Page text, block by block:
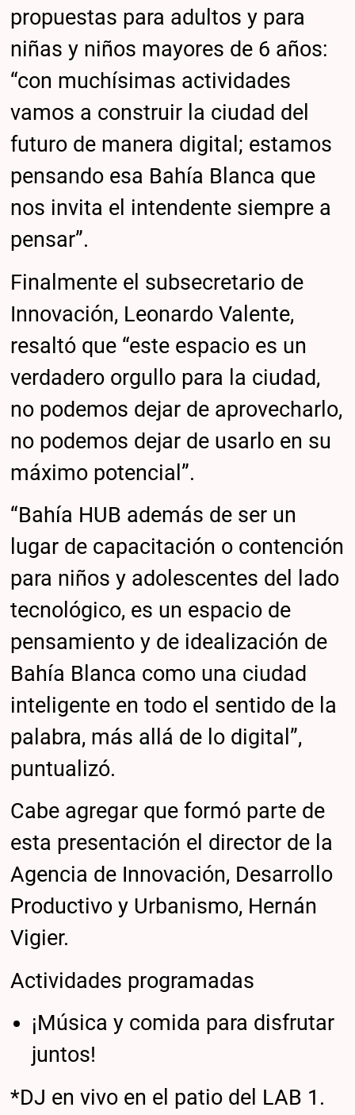
propuestas para adultos y para
niñas y niños mayores de 6 años:
“con muchísimas actividades
vamos a construir la ciudad del
futuro de manera digital; estamos
pensando esa Bahía Blanca que
nos invita el intendente siempre a
pensar”.
Finalmente el subsecretario de
Innovación, Leonardo Valente,
resaltó que “este espacio es un
verdadero orgullo para la ciudad,
no podemos dejar de aprovecharlo,
no podemos dejar de usarlo en su
máximo potencial”.
“Bahía HUB además de ser un
lugar de capacitación o contención
para niños y adolescentes del lado
tecnológico, es un espacio de
pensamiento y de idealización de
Bahía Blanca como una ciudad
inteligente en todo el sentido de la
palabra, más allá de lo digital”,
puntualizó.
Cabe agregar que formó parte de
esta presentación el director de la
Agencia de Innovación, Desarrollo
Productivo y Urbanismo, Hernán
Vigier.
Actividades programadas
¡Música y comida para disfrutar
juntos!
*DJ en vivo en el patio del LAB 1.